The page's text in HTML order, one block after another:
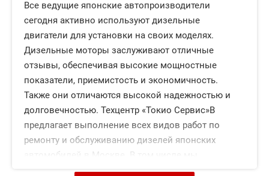
Все ведущие японские автопроизводители
сегодня активно используют дизельные
двигатели для установки на своих моделях.
Дизельные моторы заслуживают отличные
отзывы, обеспечивая высокие мощностные
показатели, приемистость и экономичность.
Также они отличаются высокой надежностью и
долговечностью. Техцентр «Токио Сервис»В
предлагает выполнение всех видов работ по
ремонту и обслуживанию дизелей японских
автомобилей в Москве. В том числе мы
сравнительно дешево проводим ремонт